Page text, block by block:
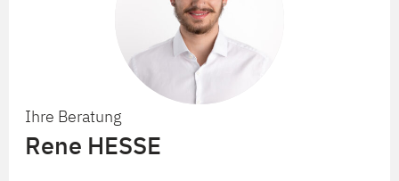
Ihre Beratung
Rene HESSE